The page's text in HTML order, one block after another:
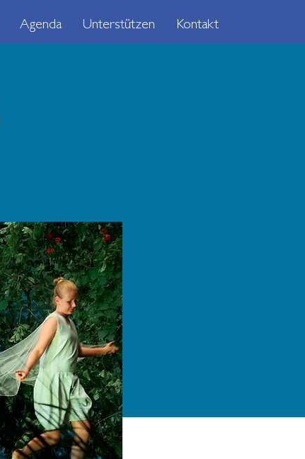
Agenda Unterstützen Kontakt